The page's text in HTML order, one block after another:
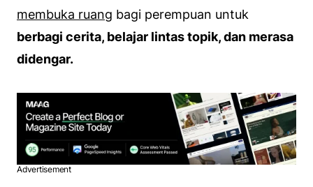
membuka ruang bagi perempuan untuk
berbagi cerita, belajar lintas topik, dan merasa
didengar.
Advertisement